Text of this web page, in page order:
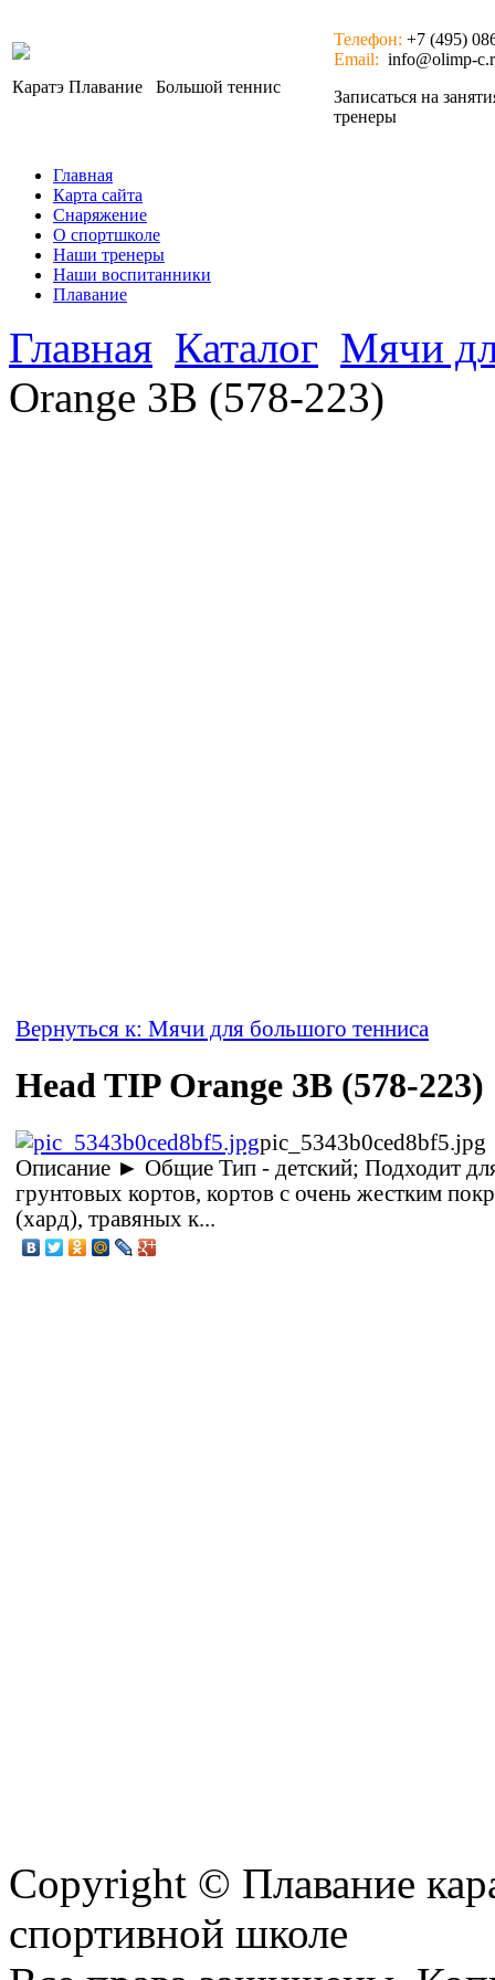
Каратэ Плавание Большой теннис
Телефон: +7 (495)
Email: info@olimp-
Записаться на
тренеры
Главная
Карта сайта
Снаряжение
О спортшколе
Наши тренеры
Наши воспитанники
Плавание
Главная Каталог Мячи
Orange 3B (578-223)
Вернуться к: Мячи для большого тенниса
Head TIP Orange 3B (578-223)
pic_5343b0ced8bf5.jpg
Описание ► Общие Тип - детский; Подходит
грунтовых кортов, кортов с очень жестким
(хард), травяных к...
Copyright © Плавание
спортивной школе